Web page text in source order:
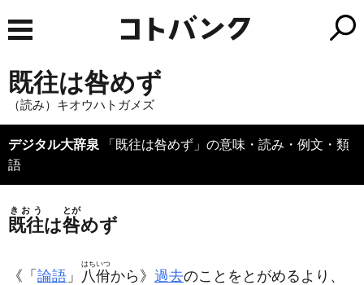
既往は咎めず
（読み）キオウハトガメズ
デジタル大辞泉
語
既往
きおう
は咎
とが
めず
《「 論語 」 八佾
はちいつ
から》 過去のことをとがめるより、